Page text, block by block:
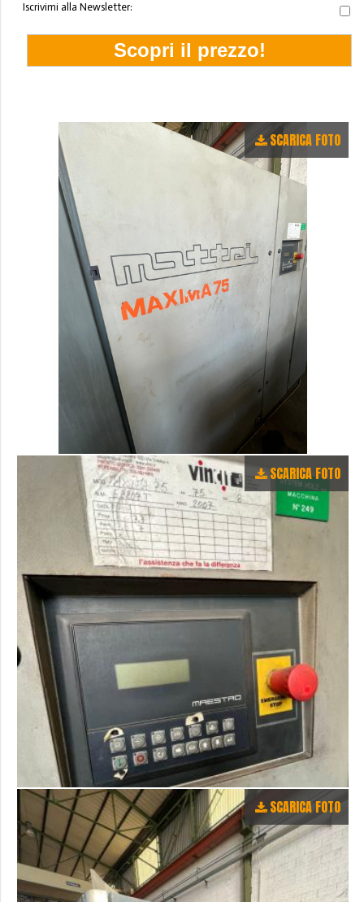
Iscrivimi alla Newsletter:
SCARICA FOTO
SCARICA FOTO
SCARICA FOTO